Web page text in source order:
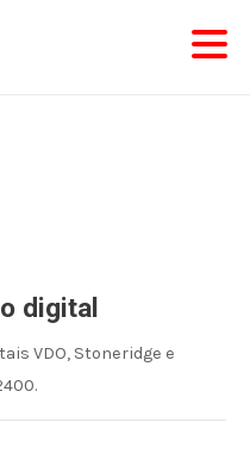
digital
VDO, Stoneridge e